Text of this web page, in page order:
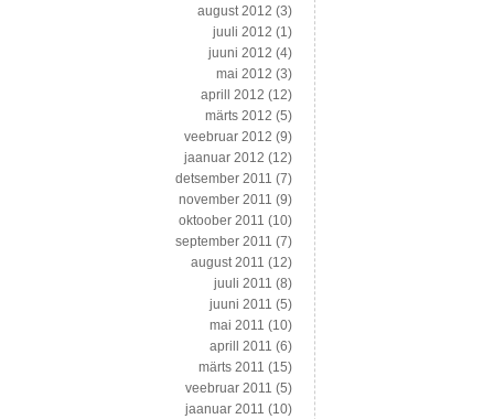
august 2012 (3)
juuli 2012 (1)
juuni 2012 (4)
mai 2012 (3)
aprill 2012 (12)
märts 2012 (5)
veebruar 2012 (9)
jaanuar 2012 (12)
detsember 2011 (7)
november 2011 (9)
oktoober 2011 (10)
september 2011 (7)
august 2011 (12)
juuli 2011 (8)
juuni 2011 (5)
mai 2011 (10)
aprill 2011 (6)
märts 2011 (15)
veebruar 2011 (5)
jaanuar 2011 (10)